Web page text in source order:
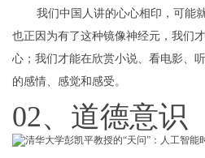
我们中国人讲的心心相印，可能
也正因为有了这种镜像神经元，我们
心；我们才能在欣赏小说、看电影、
的感情、感觉和感受。
02、道德意识